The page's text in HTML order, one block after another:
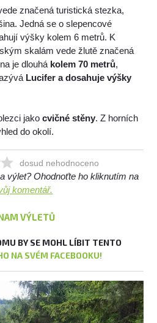
značená turistická stezka,
Jedná se o slepencové
výšky kolem 6 metrů. K
skalám vede žlutě značená
je dlouhá kolem 70 metrů,
Lucifer a dosahuje výšky
jakocvičné stěny. Z horních
do okolí.
dosud nehodnoceno
výlet? Ohodnoťte ho kliknutím na
komentář.
VÝLETŮ
BY SE MOHL LÍBIT TENTO
NA SVÉM FACEBOOKU!